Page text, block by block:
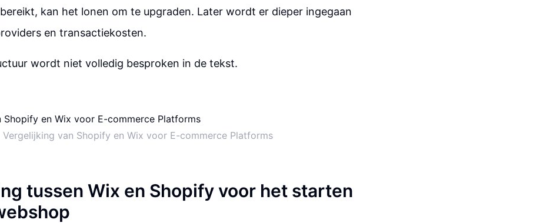
kan het lonen om te upgraden. Later wordt er dieper ingegaan
en transactiekosten.
wordt niet volledig besproken in de tekst.
Vergelijking van Shopify en Wix voor E-commerce Platforms
tussen Wix en Shopify voor het starten